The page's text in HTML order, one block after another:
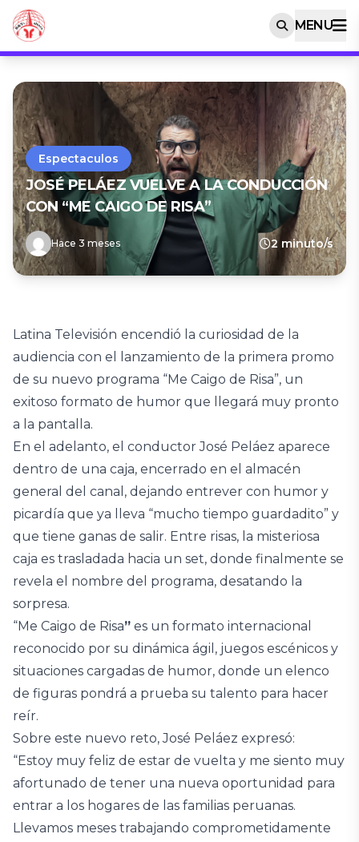
MENU
Espectaculos
JOSÉ PELÁEZ VUELVE A LA CONDUCCIÓN
CON “ME CAIGO DE RISA”
Hace 3 meses 2 minuto/s
Latina Televisión encendió la curiosidad de la
audiencia con el lanzamiento de la primera promo
de su nuevo programa “Me Caigo de Risa”, un
exitoso formato de humor que llegará muy pronto
a la pantalla.
En el adelanto, el conductor José Peláez aparece
dentro de una caja, encerrado en el almacén
general del canal, dejando entrever con humor y
picardía que ya lleva “mucho tiempo guardadito” y
que tiene ganas de salir. Entre risas, la misteriosa
caja es trasladada hacia un set, donde finalmente se
revela el nombre del programa, desatando la
sorpresa.
“Me Caigo de Risa” es un formato internacional
reconocido por su dinámica ágil, juegos escénicos y
situaciones cargadas de humor, donde un elenco
de figuras pondrá a prueba su talento para hacer
reír.
Sobre este nuevo reto, José Peláez expresó:
“Estoy muy feliz de estar de vuelta y me siento muy
afortunado de tener una nueva oportunidad para
entrar a los hogares de las familias peruanas.
Llevamos meses trabajando comprometidamente